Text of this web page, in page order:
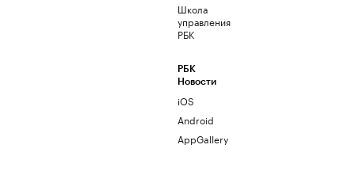
Школа
управления
РБК
РБК
Новости
iOS
Android
AppGallery